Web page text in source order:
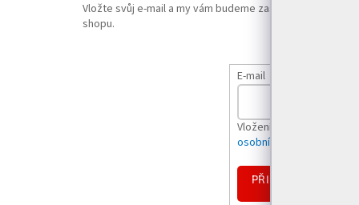
Vložte svůj e-mail a my vám budeme zasílat informace o
shopu.
E-mail
Vložením e-mailu
osobních údajů
PŘIHLÁSIT